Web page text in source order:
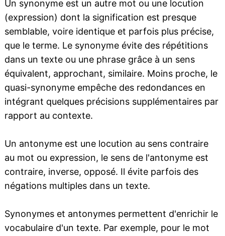
Un synonyme est un autre mot ou une locution
(expression) dont la signification est presque
semblable, voire identique et parfois plus précise,
que le terme. Le synonyme évite des répétitions
dans un texte ou une phrase grâce à un sens
équivalent, approchant, similaire. Moins proche, le
quasi-synonyme empêche des redondances en
intégrant quelques précisions supplémentaires par
rapport au contexte.
Un antonyme est une locution au sens contraire
au mot ou expression, le sens de l'antonyme est
contraire, inverse, opposé. Il évite parfois des
négations multiples dans un texte.
Synonymes et antonymes permettent d'enrichir le
vocabulaire d'un texte. Par exemple, pour le mot